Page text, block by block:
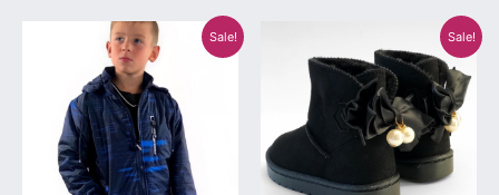
Sale!
Algne
€39.00.
Praegune
hind
on:
€25.00.
Sellel
tootel
on
mitu
varianti.
Valikuid
Sale!
oli:
€29.00.
hind
on:
€19.90.
tootel
on
mitu
varianti.
Valikuid